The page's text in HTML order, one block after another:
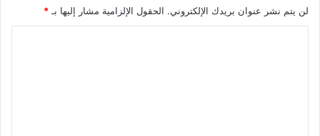
لن يتم نشر عنوان بريدك الإلكتروني. الحقول الإلزامية مشار إليها بـ *